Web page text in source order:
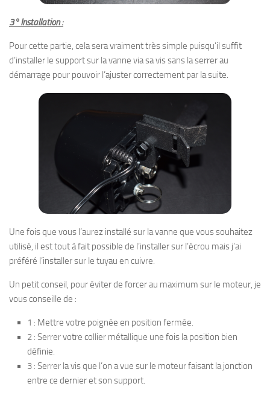
3° Installation :
Pour cette partie, cela sera vraiment très simple puisqu’il suffit
d’installer le support sur la vanne via sa vis sans la serrer au
démarrage pour pouvoir l’ajuster correctement par la suite.
Une fois que vous l’aurez installé sur la vanne que vous souhaitez
utilisé, il est tout à fait possible de l’installer sur l’écrou mais j’ai
préféré l’installer sur le tuyau en cuivre.
Un petit conseil, pour éviter de forcer au maximum sur le moteur, je
vous conseille de :
1 : Mettre votre poignée en position fermée.
2 : Serrer votre collier métallique une fois la position bien
définie.
3 : Serrer la vis que l’on a vue sur le moteur faisant la jonction
entre ce dernier et son support.